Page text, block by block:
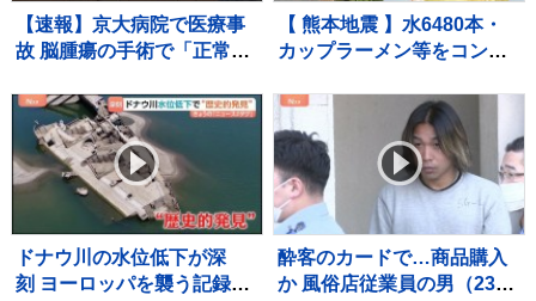
【速報】京大病院で医療事
故 脳腫瘍の手術で「正常な
性患者は自発呼吸できず
【 熊本地震 】水6480本・
カップラーメン等をコンサ
ちをお届け」 顔付きトラ
ックにためらいも〝自分の
ことを言ってる場合ではな
い〟
ドナウ川の水位低下が深
刻 ヨーロッパを襲う記録的
酔客のカードで…商品購入
か 風俗店従業員の男（23）